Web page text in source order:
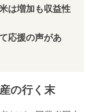
は増加も収益性
応援の声があ
の行く末